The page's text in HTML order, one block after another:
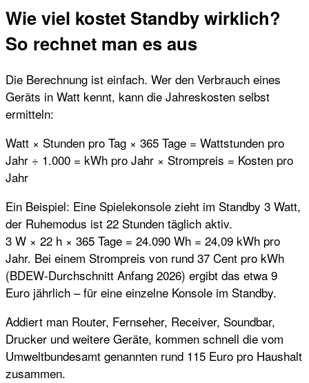
Wie viel kostet Standby wirklich?
So rechnet man es aus
Die Berechnung ist einfach. Wer den Verbrauch eines
Geräts in Watt kennt, kann die Jahreskosten selbst
ermitteln:
Watt × Stunden pro Tag × 365 Tage = Wattstunden pro
Jahr ÷ 1.000 = kWh pro Jahr × Strompreis = Kosten pro
Jahr
Ein Beispiel: Eine Spielekonsole zieht im Standby 3 Watt,
der Ruhemodus ist 22 Stunden täglich aktiv.
3 W × 22 h × 365 Tage = 24.090 Wh = 24,09 kWh pro
Jahr. Bei einem Strompreis von rund 37 Cent pro kWh
(BDEW-Durchschnitt Anfang 2026) ergibt das etwa 9
Euro jährlich – für eine einzelne Konsole im Standby.
Addiert man Router, Fernseher, Receiver, Soundbar,
Drucker und weitere Geräte, kommen schnell die vom
Umweltbundesamt genannten rund 115 Euro pro Haushalt
zusammen.